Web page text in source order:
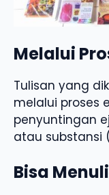
Melalui
Tulisan yang
melalui proses
penyuntingan
atau substansi
Bisa